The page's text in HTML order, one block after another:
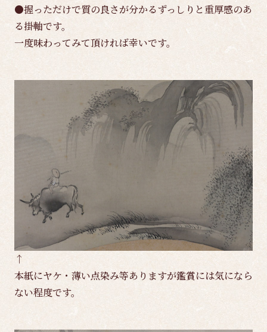
●握っただけで質の良さが分かるずっしりと重厚感のあ
る掛軸です。
一度味わってみて頂ければ幸いです。
↑
本紙にヤケ・薄い点染み等ありますが鑑賞には気になら
ない程度です。